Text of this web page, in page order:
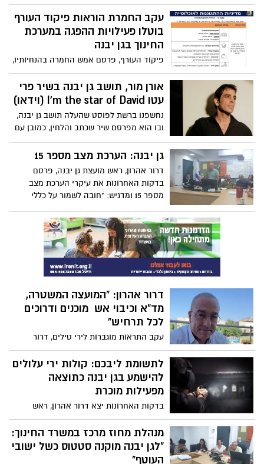
לעכשיו, לימודים בגן יבנה יקיימו במתכונת
הפגה מדורגת עפ"י תכנית מנהלות בתיה"ס"
וכי "גני הילדים יפעלו במתכונת הפגה
מצומצמת"
עקב החמרת הוראות פיקוד העורף
בוטלו פעילויות ההפגה במערכת
החינוך בגן יבנה
פיקוד העורף, פרסם אמש החמרה בהנחיותיו,
בכל הקשור לגן יבנה. עקב ההחמרה, פעילויות
ההפגה, שתוכננו במערכת החינוך ביישוב
מבוטלות. הוראות פיקוד העורף בתוקף עד
אורן מור, תושב גן יבנה בשיר פרי
עטו I'm the star of David (וידאו)
נחשפנו ברשת לפוסט שהעלה תושב גן יבנה,
ובו הוא מפרסם שיר שכתב והלחין, כמובן עם
המון שיתופי פעולה, על המצב בו אנו
נמצאים. אורן מספר: "את השיר I’m the star
ברגע שהבנתי את גודל האסון ואת מספר
החטופים הישראלים האזרחים והחיילים"
גן יבנה: הערכת מצב מספר 15
דרור אהרון, ראש מועצת גן יבנה, פרסם
בדקות האחרונות את עיקרי הערכת מצב
מספר 15 ומדגיש: "חובה לשמור על כללי
להגיע לאזורי נפילה, מחשש לחיי מתקהלים
והפרעה לתפקוד כוחות הביטחון וההצלה"
דרור אהרון: "המועצה המשטרה,
מד"א וכיבוי אש מוכנים ודרוכים
לכל תרחיש"
עקב התראות מוגברות לירי טילים, דרור
אהרון, ראש מועצת גן יבנה מפרסם הודעה
לתושבים: "המועצה המשטרה, מד"א וכיבוי
אש מוכנים ודרוכים לכל תרחיש"
לתשומת ליבכם: קולות ירי עלולים
להישמע בגן יבנה כתוצאה
מפעילות מוכרת
בדקות האחרונות יצא דרור אהרון, ראש
מועצת גן יבנה, בהודעה כי: "קולות ירי
שיישמעו בגן יבנה כתוצאה מפעילות מוכרת."
בהמשך ההודעה, נותן דרור פרטים>>>
מנהלת מחוז מרכז במשרד החינוך:
"לגן יבנה מוקנה סטטוס כשל ישובי
העוטף"